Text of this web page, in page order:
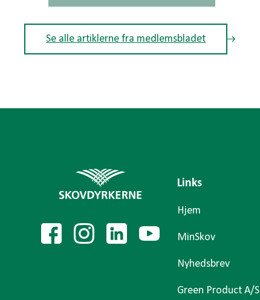
Se alle artiklerne fra medlemsbladet
Links
Hjem
MinSkov
Nyhedsbrev
Green Product A/S